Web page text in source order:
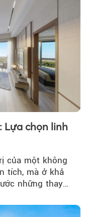
Theo
Lựa chọn linh
của một không
tích, mà ở khả
những thay